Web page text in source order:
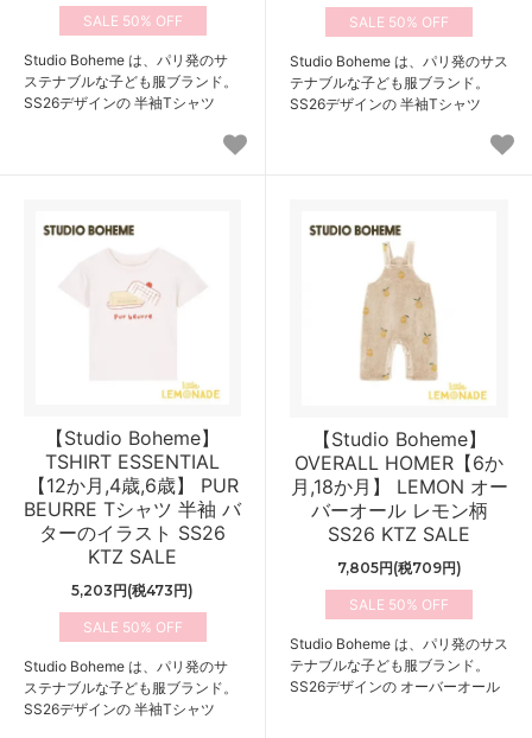
50%
Studio Boheme は、パリ発のサ
ステナブルな子ども服ブランド。
SS26デザインの 半袖Tシャツ
50%
Studio Boheme は、パリ発のサス
テナブルな子ども服ブランド。
SS26デザインの 半袖Tシャツ
【Studio Boheme】
TSHIRT ESSENTIAL
【12か月,4歳,6歳】 PUR
BEURRE Tシャツ 半袖 バ
ターのイラスト SS26
KTZ SALE
5,203円(税473円)
50%
Studio Boheme は、パリ発のサ
ステナブルな子ども服ブランド。
SS26デザインの 半袖Tシャツ
【Studio Boheme】
OVERALL HOMER【6か
月,18か月】 LEMON オー
バーオール レモン柄
SS26 KTZ SALE
7,805円(税709円)
50%
Studio Boheme は、パリ発のサス
テナブルな子ども服ブランド。
SS26デザインの オーバーオール